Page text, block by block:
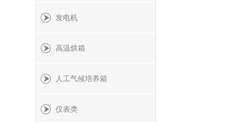
发电机
高温烘箱
人工气候培养箱
仪表类